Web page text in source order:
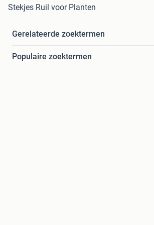
Stekjes Ruil voor Planten
Gerelateerde zoektermen
Populaire zoektermen